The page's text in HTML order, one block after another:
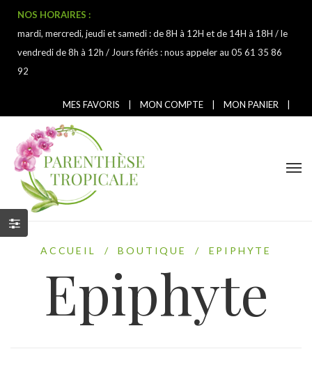
NOS HORAIRES :
mardi, mercredi, jeudi et samedi : de 8H à 12H et de 14H à 18H / le
vendredi de 8h à 12h / Jours fériés : nous appeler au 05 61 35 86
92
MES FAVORIS MON COMPTE MON PANIER
ACCUEIL / BOUTIQUE / EPIPHYTE
Epiphyte